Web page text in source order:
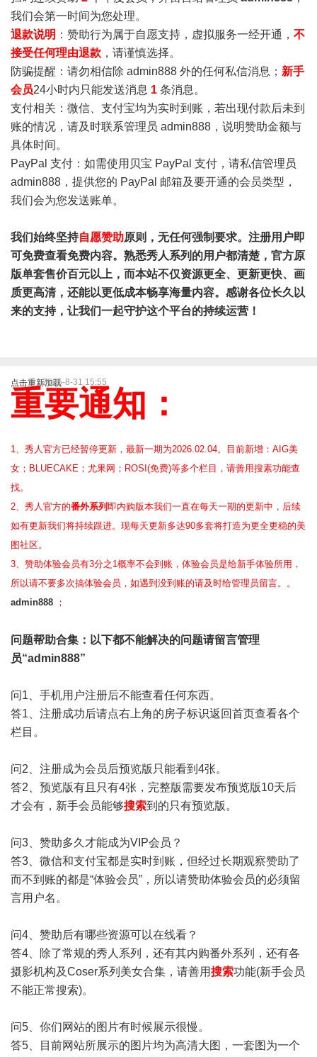
我们会第一时间为您处理。
退款说明 ：赞助行为属于自愿支持，虚拟服务一经开通， 不
接受任何理由退款 ，请谨慎选择。
防骗提醒：请勿相信除 admin888 外的任何私信消息； 新手
会员24小时内只能发送消息 1 条消息。
支付相关：微信、支付宝均为实时到账，若出现付款后未到
账的情况，请及时联系管理员 admin888，说明赞助金额与
具体时间。
PayPal 支付：如需使用贝宝 PayPal 支付，请私信管理员
admin888，提供您的 PayPal 邮箱及要开通的会员类型，
我们会为您发送账单。
我们始终坚持自愿赞助原则，无任何强制要求。注册用户即
可免费查看免费内容。熟悉秀人系列的用户都清楚，官方原
版单套售价百元以上，而本站不仅资源更全、更新更快、画
质更高清，还能以更低成本畅享海量内容。感谢各位长久以
来的支持，让我们一起守护这个平台的持续运营！
点击重新加载2025-8-31 15:55
重要通知：
1、秀人官方已经暂停更新，最新一期为2026.02.04。目前新增：AIG美
女；BLUECAKE；尤果网；ROSI(免费)等多个栏目，请善用搜素功能查
找。
2、 秀人官方的番外系列 即内购版本我们一直在每天一期的更新中，后续
如有更新我们将持续跟进。现每天更新多达90多套将打造为更全更稳的美
图社区。
3、赞助体验会员有3分之1概率不会到账，体验会员是给新手体验所用，
所以请不要多次搞体验会员，如遇到没到账的请及时给管理员留言。。
admin888 ；
问题帮助合集 ：以下都不能解决的问题请留言管理
员“admin888”
问1、手机用户注册后不能查看任何东西。
答1、注册成功后请点右上角的房子标识返回首页查看各个
栏目。
问2、注册成为会员后预览版只能看到4张。
答2、预览版有且只有4张，完整版需要发布预览版10天后
才会有，新手会员能够搜索到的只有预览版。
问3、赞助多久才能成为VIP会员？
答3、微信和支付宝都是实时到账，但经过长期观察赞助了
而不到账的都是“体验会员”，所以请赞助体验会员的必须留
言用户名。
问4、赞助后有哪些资源可以在线看？
答4、除了常规的秀人系列，还有其内购番外系列，还有各
摄影机构及Coser系列美女合集，请善用搜索功能(新手会员
不能正常搜索)。
问5、你们网站的图片有时候展示很慢。
答5、目前网站所展示的图片均为高清大图，一套图为一个